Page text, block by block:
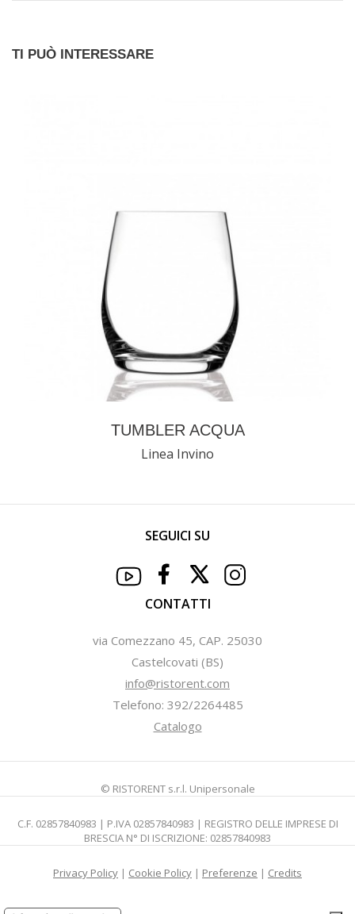
TI PUÒ INTERESSARE
TUMBLER ACQUA
Linea Invino
SEGUICI SU
CONTATTI
via Comezzano 45, CAP. 25030
Castelcovati (BS)
info@ristorent.com
Telefono: 392/2264485
Catalogo
© RISTORENT s.r.l. Unipersonale
C.F. 02857840983 | P.IVA 02857840983 | REGISTRO DELLE IMPRESE DI
BRESCIA N° DI ISCRIZIONE: 02857840983
Privacy Policy | Cookie Policy | Preferenze | Credits